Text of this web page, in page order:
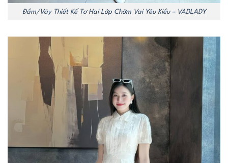
Đầm/Váy Thiết Kế Tơ Hai Lớp Chờm Vai Yêu Kiều – VADLADY